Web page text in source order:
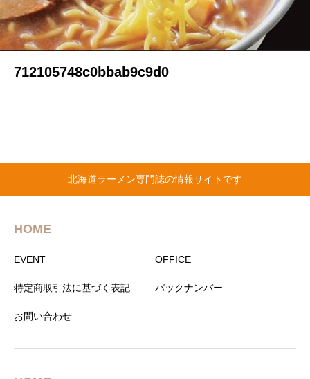
712105748c0bbab9c9d0
北海道ラーメン専門誌の情報サイトです
HOME
EVENT OFFICE
特定商取引法に基づく表記 バックナンバー
お問い合わせ